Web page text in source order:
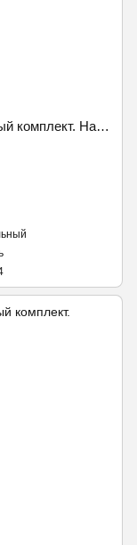
Постельный фланелевый двухспальный комплект. Наволочка 70х70. Koloco